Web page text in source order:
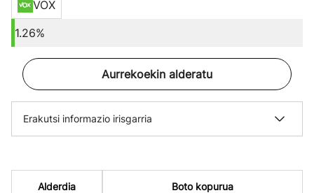
VOX
1.26%
Aurrekoekin alderatu
Erakutsi informazio irisgarria
Alderdia Boto kopurua